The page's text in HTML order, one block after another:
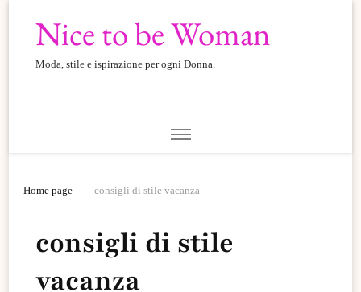
Nice to be Woman
Moda, stile e ispirazione per ogni Donna.
Home page consigli di stile vacanza
consigli di stile
vacanza